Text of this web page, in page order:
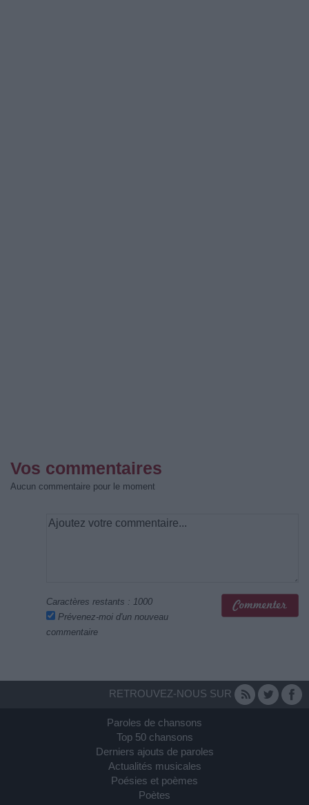
Vos commentaires
Aucun commentaire pour le moment
Caractères restants : 1000
Prévenez-moi d'un nouveau
commentaire
RETROUVEZ-NOUS SUR
Paroles de chansons
Top 50 chansons
Derniers ajouts de paroles
Actualités musicales
Poésies et poèmes
Poètes